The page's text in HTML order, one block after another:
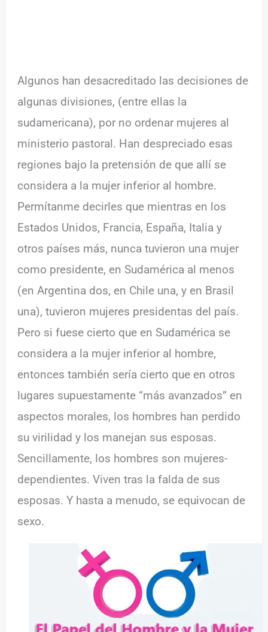
Algunos han desacreditado las decisiones de
algunas divisiones, (entre ellas la
sudamericana), por no ordenar mujeres al
ministerio pastoral. Han despreciado esas
regiones bajo la pretensión de que allí se
considera a la mujer inferior al hombre.
Permítanme decirles que mientras en los
Estados Unidos, Francia, España, Italia y
otros países más, nunca tuvieron una mujer
como presidente, en Sudamérica al menos
(en Argentina dos, en Chile una, y en Brasil
una), tuvieron mujeres presidentas del país.
Pero si fuese cierto que en Sudamérica se
considera a la mujer inferior al hombre,
entonces también sería cierto que en otros
lugares supuestamente “más avanzados” en
aspectos morales, los hombres han perdido
su virilidad y los manejan sus esposas.
Sencillamente, los hombres son mujeres-
dependientes. Viven tras la falda de sus
esposas. Y hasta a menudo, se equivocan de
sexo.